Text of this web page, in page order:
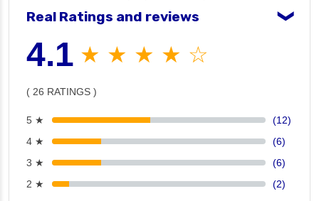
Real Ratings and reviews ❯
4.1 ★ ★ ★ ★ ☆
( 26 RATINGS )
5 ★
(12)
4 ★
(6)
3 ★
(6)
2 ★
(2)